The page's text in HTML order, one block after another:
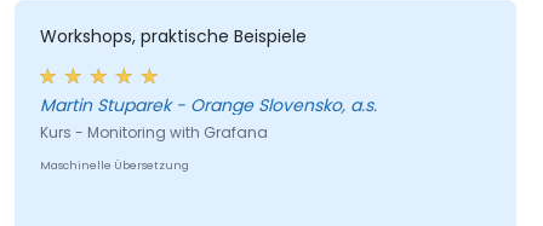
Workshops, praktische Beispiele
Martin Stuparek - Orange Slovensko, a.s.
Kurs - Monitoring with Grafana
Maschinelle Übersetzung